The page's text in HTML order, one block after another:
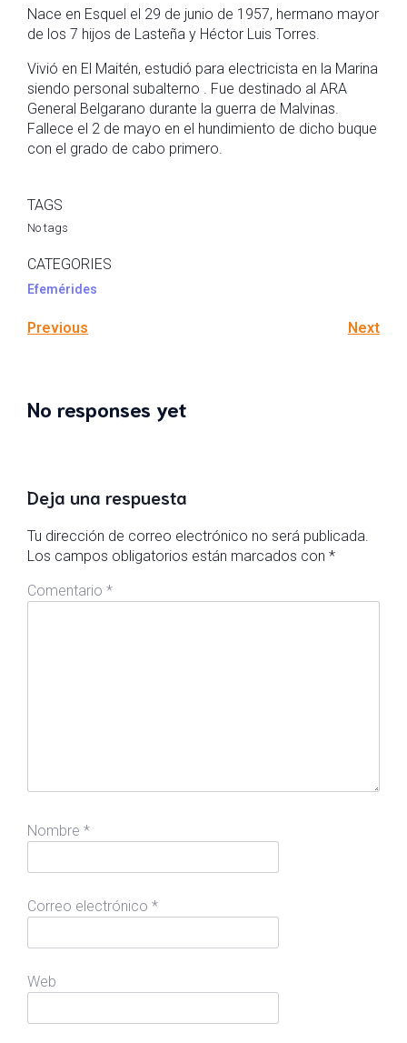
Nace en Esquel el 29 de junio de 1957, hermano mayor
de los 7 hijos de Lasteña y Héctor Luis Torres.
Vivió en El Maitén, estudió para electricista en la Marina
siendo personal subalterno . Fue destinado al ARA
General Belgarano durante la guerra de Malvinas.
Fallece el 2 de mayo en el hundimiento de dicho buque
con el grado de cabo primero.
TAGS
No tags
CATEGORIES
Efemérides
Previous Next
No responses yet
Deja una respuesta
Tu dirección de correo electrónico no será publicada.
Los campos obligatorios están marcados con *
Comentario *
Nombre *
Correo electrónico *
Web